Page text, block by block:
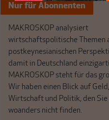
Nur für Abonnenten
MAKROSKOP analysiert
wirtschaftspolitische Themen
postkeynesianischen
damit in Deutschland
MAKROSKOP steht für das
Wir haben einen Blick auf Geld,
Wirtschaft und Politik, den Sie
woanders nicht finden.